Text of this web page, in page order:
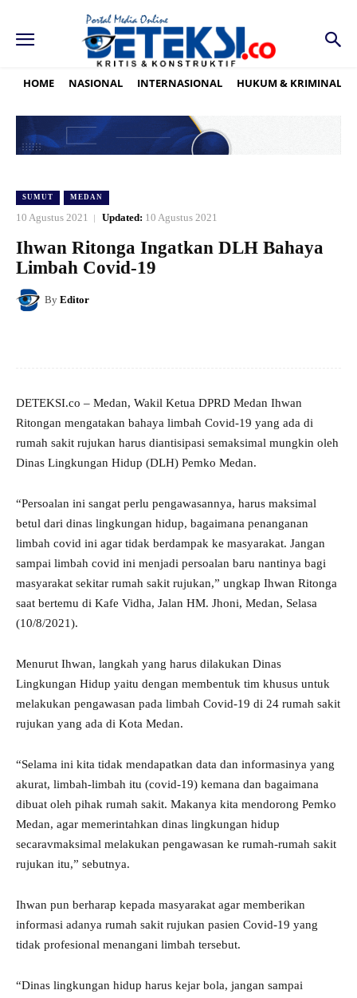
HOME NASIONAL INTERNASIONAL HUKUM & KRIMINAL
SUMUT MEDAN
10 Agustus 2021 Updated: 10 Agustus 2021
Ihwan Ritonga Ingatkan DLH Bahaya
Limbah Covid-19
By Editor
DETEKSI.co – Medan, Wakil Ketua DPRD Medan Ihwan
Ritongan mengatakan bahaya limbah Covid-19 yang ada di
rumah sakit rujukan harus diantisipasi semaksimal mungkin oleh
Dinas Lingkungan Hidup (DLH) Pemko Medan.
“Persoalan ini sangat perlu pengawasannya, harus maksimal
betul dari dinas lingkungan hidup, bagaimana penanganan
limbah covid ini agar tidak berdampak ke masyarakat. Jangan
sampai limbah covid ini menjadi persoalan baru nantinya bagi
masyarakat sekitar rumah sakit rujukan,” ungkap Ihwan Ritonga
saat bertemu di Kafe Vidha, Jalan HM. Jhoni, Medan, Selasa
(10/8/2021).
Menurut Ihwan, langkah yang harus dilakukan Dinas
Lingkungan Hidup yaitu dengan membentuk tim khusus untuk
melakukan pengawasan pada limbah Covid-19 di 24 rumah sakit
rujukan yang ada di Kota Medan.
“Selama ini kita tidak mendapatkan data dan informasinya yang
akurat, limbah-limbah itu (covid-19) kemana dan bagaimana
dibuat oleh pihak rumah sakit. Makanya kita mendorong Pemko
Medan, agar memerintahkan dinas lingkungan hidup
secaravmaksimal melakukan pengawasan ke rumah-rumah sakit
rujukan itu,” sebutnya.
Ihwan pun berharap kepada masyarakat agar memberikan
informasi adanya rumah sakit rujukan pasien Covid-19 yang
tidak profesional menangani limbah tersebut.
“Dinas lingkungan hidup harus kejar bola, jangan sampai